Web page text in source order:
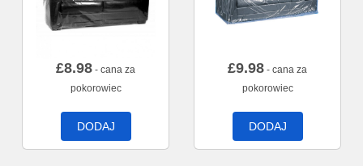
£8.98 - cana za
pokorowiec
DODAJ
£9.98 - cana za
pokorowiec
DODAJ